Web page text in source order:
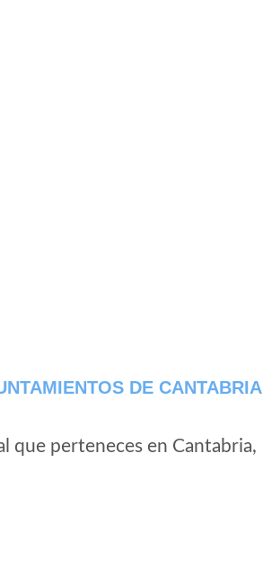
DE CANTABRIA
que perteneces en Cantabria,